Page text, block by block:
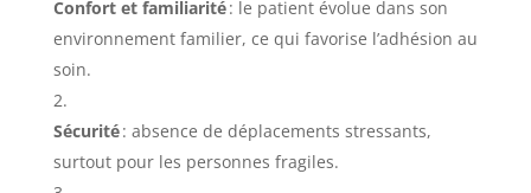
Confort et familiarité: le patient évolue dans son
environnement familier, ce qui favorise l’adhésion au
soin.
Sécurité: absence de déplacements stressants,
surtout pour les personnes fragiles.